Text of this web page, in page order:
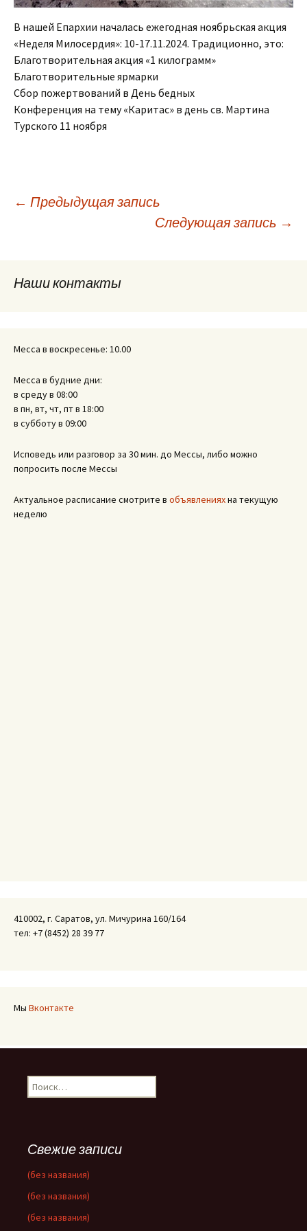
В нашей Епархии началась ежегодная ноябрьская акция
«Неделя Милосердия»: 10-17.11.2024. Традиционно, это:
Благотворительная акция «1 килограмм»
Благотворительные ярмарки
Сбор пожертвований в День бедных
Конференция на тему «Каритас» в день св. Мартина
Турского 11 ноября
Навигация
записям
← Предыдущая запись
Следующая запись →
Наши контакты
Месса в воскресенье: 10.00
Месса в будние дни:
в среду в 08:00
в пн, вт, чт, пт в 18:00
в субботу в 09:00
Исповедь или разговор за 30 мин. до Мессы, либо можно
попросить после Мессы
Актуальное расписание смотрите в объявленияхна текущую
неделю
410002, г. Саратов, ул. Мичурина 160/164
тел: +7 (8452) 28 39 77
Мы Вконтакте
Найти:
Свежие записи
(без названия)
(без названия)
(без названия)